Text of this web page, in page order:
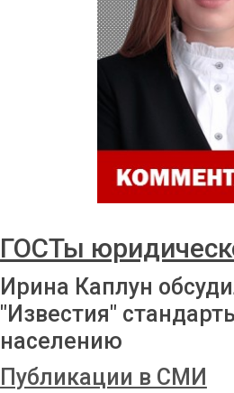
ГОСТы
Ирина Каплун
"Известия"
населению
Публикации в СМИ